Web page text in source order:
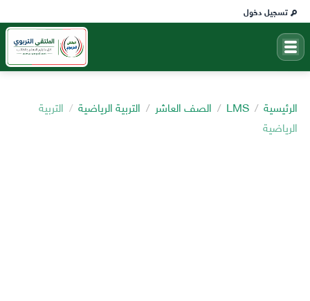
تسجيل دخول
الرئيسية LMS الصف العاشر التربية الرياضية
التربية
الرياضية